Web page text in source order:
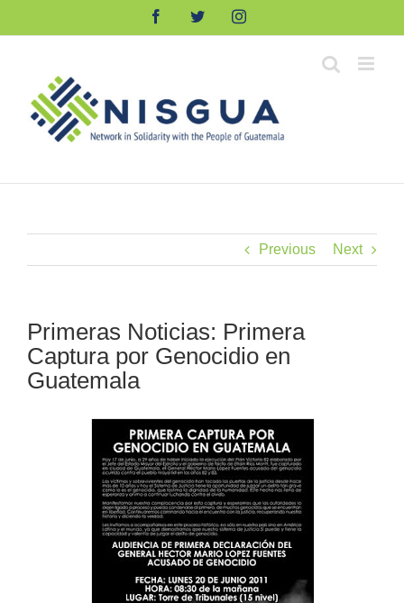
FacebookTwitterInstagram
Previous Next
Primeras Noticias: Primera
Captura por Genocidio en
Guatemala